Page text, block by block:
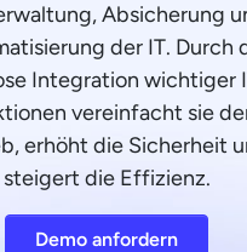
Absicherung
der IT. Durch
Integration wichtiger
vereinfacht sie
erhöht die Sicherheit
steigert die Effizienz.
Demo anfordern